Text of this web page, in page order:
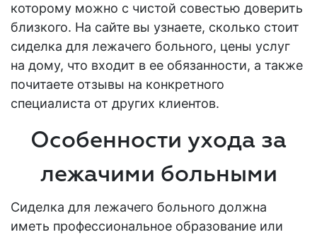
которому можно с чистой совестью доверить
близкого. На сайте вы узнаете, сколько стоит
сиделка для лежачего больного, цены услуг
на дому, что входит в ее обязанности, а также
почитаете отзывы на конкретного
специалиста от других клиентов.
Особенности ухода за
лежачими больными
Сиделка для лежачего больного должна
иметь профессиональное образование или